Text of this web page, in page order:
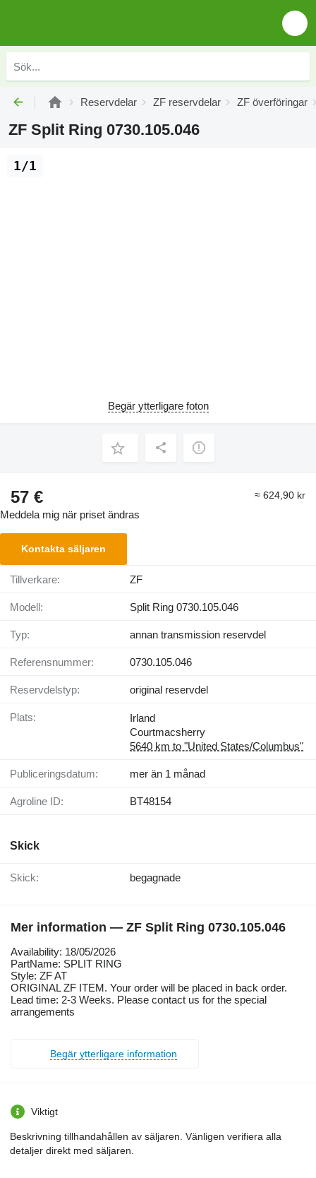
Reservdelar ZF reservdelar ZF överföringar
ZF Split Ring 0730.105.046
1/1
Begär ytterligare foton
57 € ≈ 624,90 kr
Meddela mig när priset ändras
Kontakta säljaren
Tillverkare: ZF
Modell: Split Ring 0730.105.046
Typ: annan transmission reservdel
Referensnummer: 0730.105.046
Reservdelstyp: original reservdel
Plats:
Irland
Courtmacsherry
5640 km to "United States/Columbus"
Publiceringsdatum: mer än 1 månad
Agroline ID: BT48154
Skick
Skick: begagnade
Mer information — ZF Split Ring 0730.105.046
Availability: 18/05/2026
PartName: SPLIT RING
Style: ZF AT
ORIGINAL ZF ITEM. Your order will be placed in back order.
Lead time: 2-3 Weeks. Please contact us for the special
arrangements
Begär ytterligare information
Viktigt
Beskrivning tillhandahållen av säljaren. Vänligen verifiera alla
detaljer direkt med säljaren.